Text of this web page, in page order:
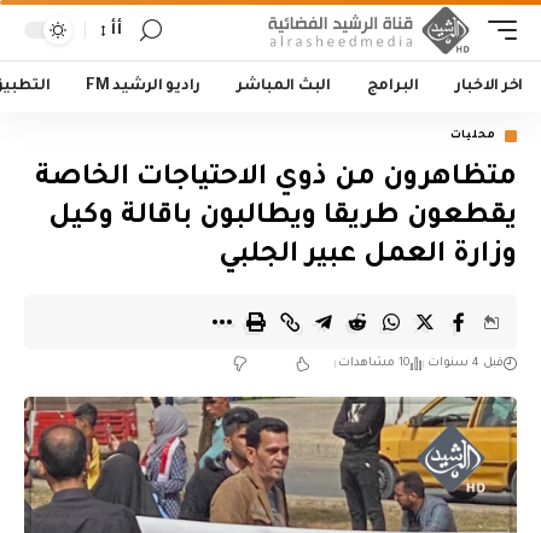
أأ
اخر الاخبار البرامج البث المباشر راديو الرشيد FM
محليات
متظاهرون من ذوي الاحتياجات الخاصة
يقطعون طريقا ويطالبون باقالة وكيل
وزارة العمل عبير الجلبي
قبل 4 سنوات 10 مشاهدات